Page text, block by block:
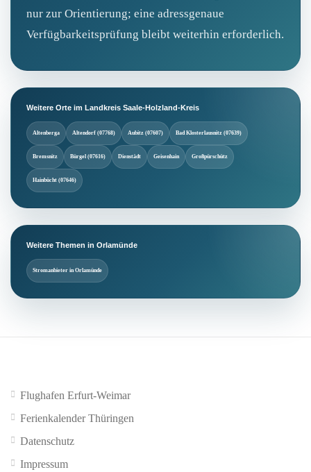
nur zur Orientierung; eine adressgenaue
Verfügbarkeitsprüfung bleibt weiterhin erforderlich.
Weitere Orte im Landkreis Saale-Holzland-Kreis
Altenberga Altendorf (07768) Aubitz (07607) Bad Klosterlausnitz (07639)
Bremsnitz Bürgel (07616) Dienstädt Geisenhain Großpürschütz
Hainbücht (07646)
Weitere Themen in Orlamünde
Stromanbieter in Orlamünde
Flughafen Erfurt-Weimar
Ferienkalender Thüringen
Datenschutz
Impressum